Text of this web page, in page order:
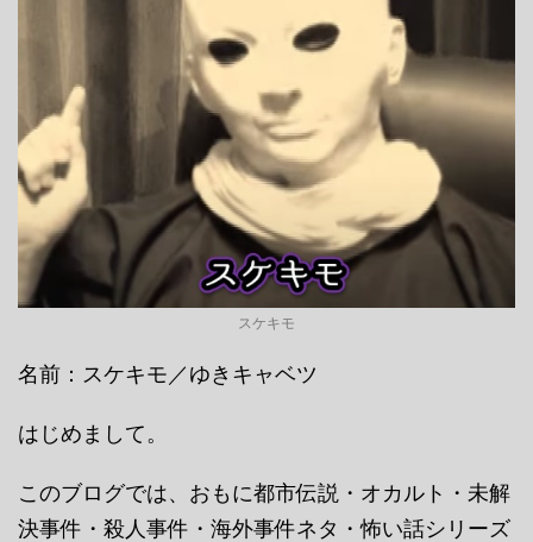
スケキモ
名前：スケキモ／ゆきキャベツ
はじめまして。
このブログでは、おもに都市伝説・オカルト・未解
決事件・殺人事件・海外事件ネタ・怖い話シリーズ